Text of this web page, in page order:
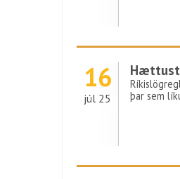
16
júl 25
þar sem